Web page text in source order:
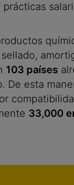
103 países
De esta
33,000